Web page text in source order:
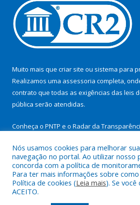
Muito mais que criar site ou sistema para
Realizamos uma assessoria completa,
contrato que todas as exigências das leis
pública serão atendidas.
Conheça o PNTP e o Radar da
Todos os direitos reservados a
Miguel do Guamá.
Nós usamos cookies para melhorar
navegação no portal. Ao utilizar nosso
concorda com a política de
Para ter mais informações sobre
Política de cookies (Leia mais). Se
ACEITO.